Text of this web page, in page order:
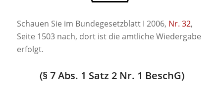
Schauen Sie im Bundegesetzblatt I 2006, Nr. 32,
Seite 1503 nach, dort ist die amtliche Wiedergabe
erfolgt.
(§ 7 Abs. 1 Satz 2 Nr. 1 BeschG)